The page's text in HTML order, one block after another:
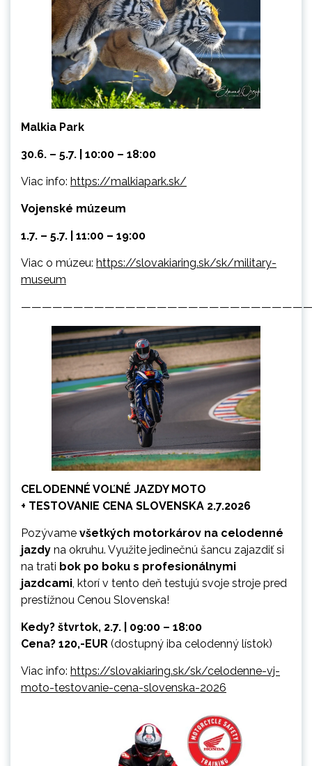
Malkia Park
30.6. – 5.7. | 10:00 – 18:00
Viac info: https://malkiapark.sk/
Vojenské múzeum
1.7. – 5.7. | 11:00 – 19:00
Viac o múzeu: https://slovakiaring.sk/sk/military-
museum
CELODENNÉ VOĽNÉ JAZDY MOTO
+ TESTOVANIE CENA SLOVENSKA 2.7.2026
Pozývame všetkých motorkárov na celodenné
jazdy na okruhu. Využite jedinečnú šancu zajazdiť si
na trati bok po boku s profesionálnymi
jazdcami , ktorí v tento deň testujú svoje stroje pred
prestížnou Cenou Slovenska!
Kedy? štvrtok, 2.7. | 09:00 – 18:00
Cena? 120,-EUR (dostupný iba celodenný lístok)
Viac info: https://slovakiaring.sk/sk/celodenne-vj-
moto-testovanie-cena-slovenska-2026